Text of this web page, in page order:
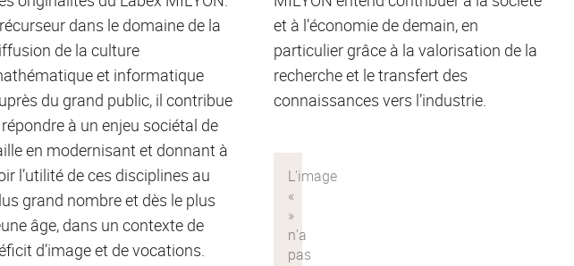
dans le domaine de la
de la culture
et informatique
du grand public, il contribue
à un enjeu sociétal de
en modernisant et donnant à
l’utilité de ces disciplines au
grand nombre et dès le plus
âge, dans un contexte de
d’image et de vocations.
et à l’économie de demain, en
particulier grâce à la valorisation de la
recherche et le transfert des
connaissances vers l’industrie.